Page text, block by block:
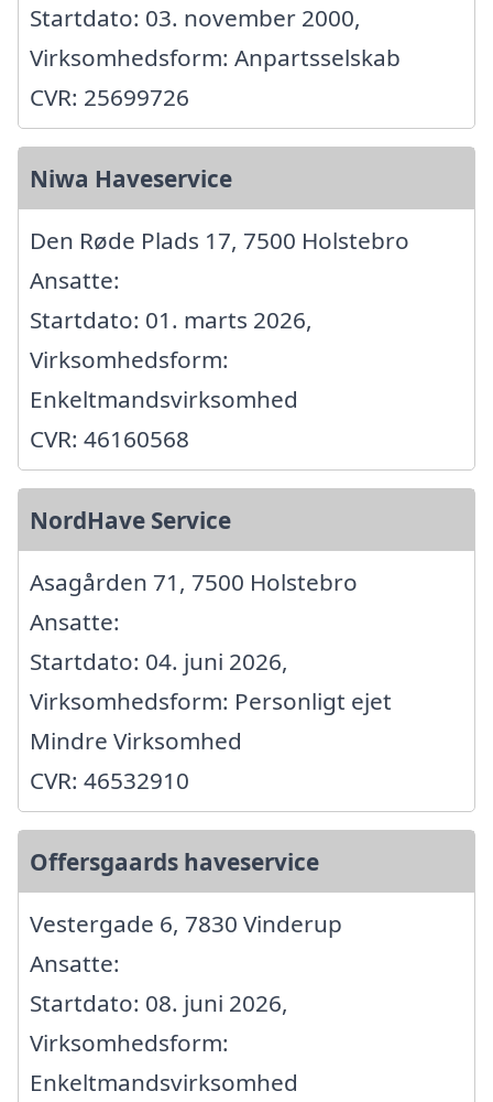
Startdato: 03. november 2000,
Virksomhedsform: Anpartsselskab
CVR: 25699726
Niwa Haveservice
Den Røde Plads 17, 7500 Holstebro
Ansatte:
Startdato: 01. marts 2026,
Virksomhedsform:
Enkeltmandsvirksomhed
CVR: 46160568
NordHave Service
Asagården 71, 7500 Holstebro
Ansatte:
Startdato: 04. juni 2026,
Virksomhedsform: Personligt ejet
Mindre Virksomhed
CVR: 46532910
Offersgaards haveservice
Vestergade 6, 7830 Vinderup
Ansatte:
Startdato: 08. juni 2026,
Virksomhedsform:
Enkeltmandsvirksomhed